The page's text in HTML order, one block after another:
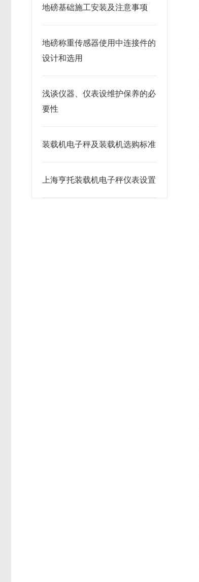
地磅基础施工安装及注意事项
地磅称重传感器使用中连接件的
设计和选用
浅谈仪器、仪表设维护保养的必
要性
装载机电子秤及装载机选购标准
上海亨托装载机电子秤仪表设置